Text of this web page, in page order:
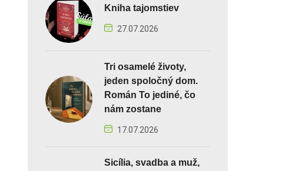
Kniha tajomstiev
27.07.2026
Tri osamelé životy,
jeden spoločný dom.
Román To jediné, čo
nám zostane
17.07.2026
Sicília, svadba a muž,